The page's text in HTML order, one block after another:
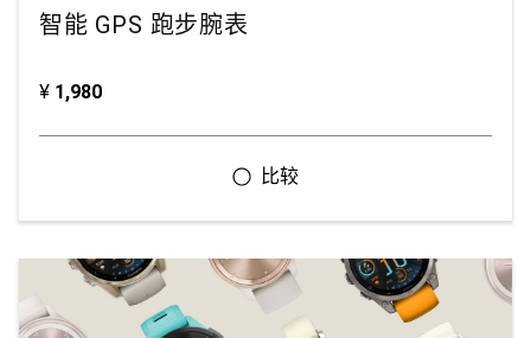
智能 GPS 跑步腕表
¥ 1,980